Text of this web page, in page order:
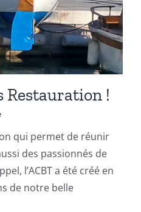
Restauration !
qui permet de réunir
des passionnés de
l’ACBT a été créé en
de notre belle